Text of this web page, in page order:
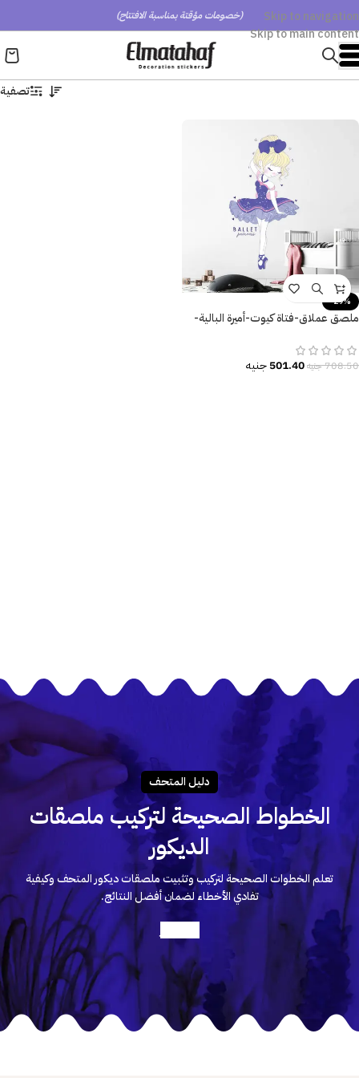
Skip to navigation
Skip to main content
(خصومات مؤقتة بمناسبة الافتتاح)
تصفية
-29%
ملصق عملاق-فتاة كيوت-أميرة البالية-
708.50جنيه501.40جنيه
دليـل المتحـف
الخطواط الصحيحة لتركيب ملصقات
الديكور
تعلم الخطوات الصحيحة لتركيب وتثبيت ملصقات ديكور المتحف وكيفية
تفادي الأخطاء لضمان أفضل النتائج.